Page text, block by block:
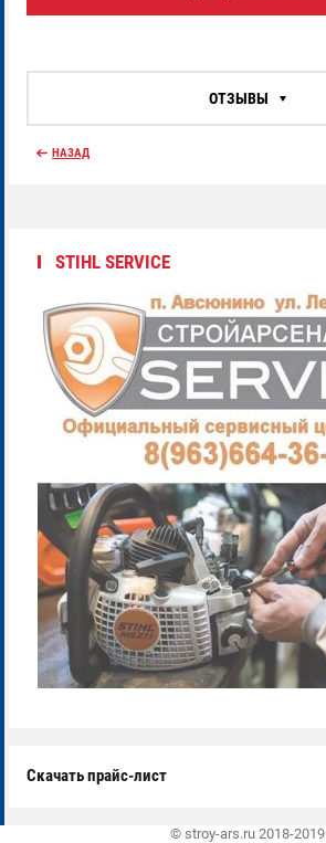
STIHL SERVICE
Скачать прайс-лист
ОТЗЫВЫ
НАЗАД
© stroy-ars.ru 2018-2019